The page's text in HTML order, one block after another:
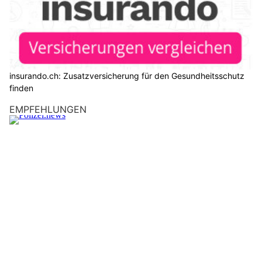
insurando.ch: Zusatzversicherung für den Gesundheitsschutz
finden
EMPFEHLUNGEN